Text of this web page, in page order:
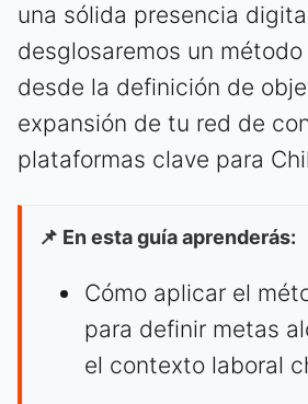
una sólida presencia
desglosaremos un
desde la definición de
expansión de tu red de
plataformas clave para
📌 En esta guía aprenderás:
Cómo aplicar el
para definir metas
el contexto laboral